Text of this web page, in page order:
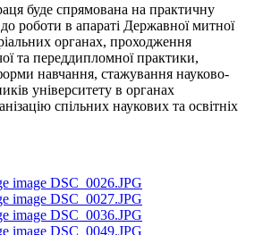
буде спрямована на практичну
до роботи в апараті Державної митної
органах, проходження
та переддипломної практики,
навчання, стажування науково-
університету в органах
спільних наукових та освітніх